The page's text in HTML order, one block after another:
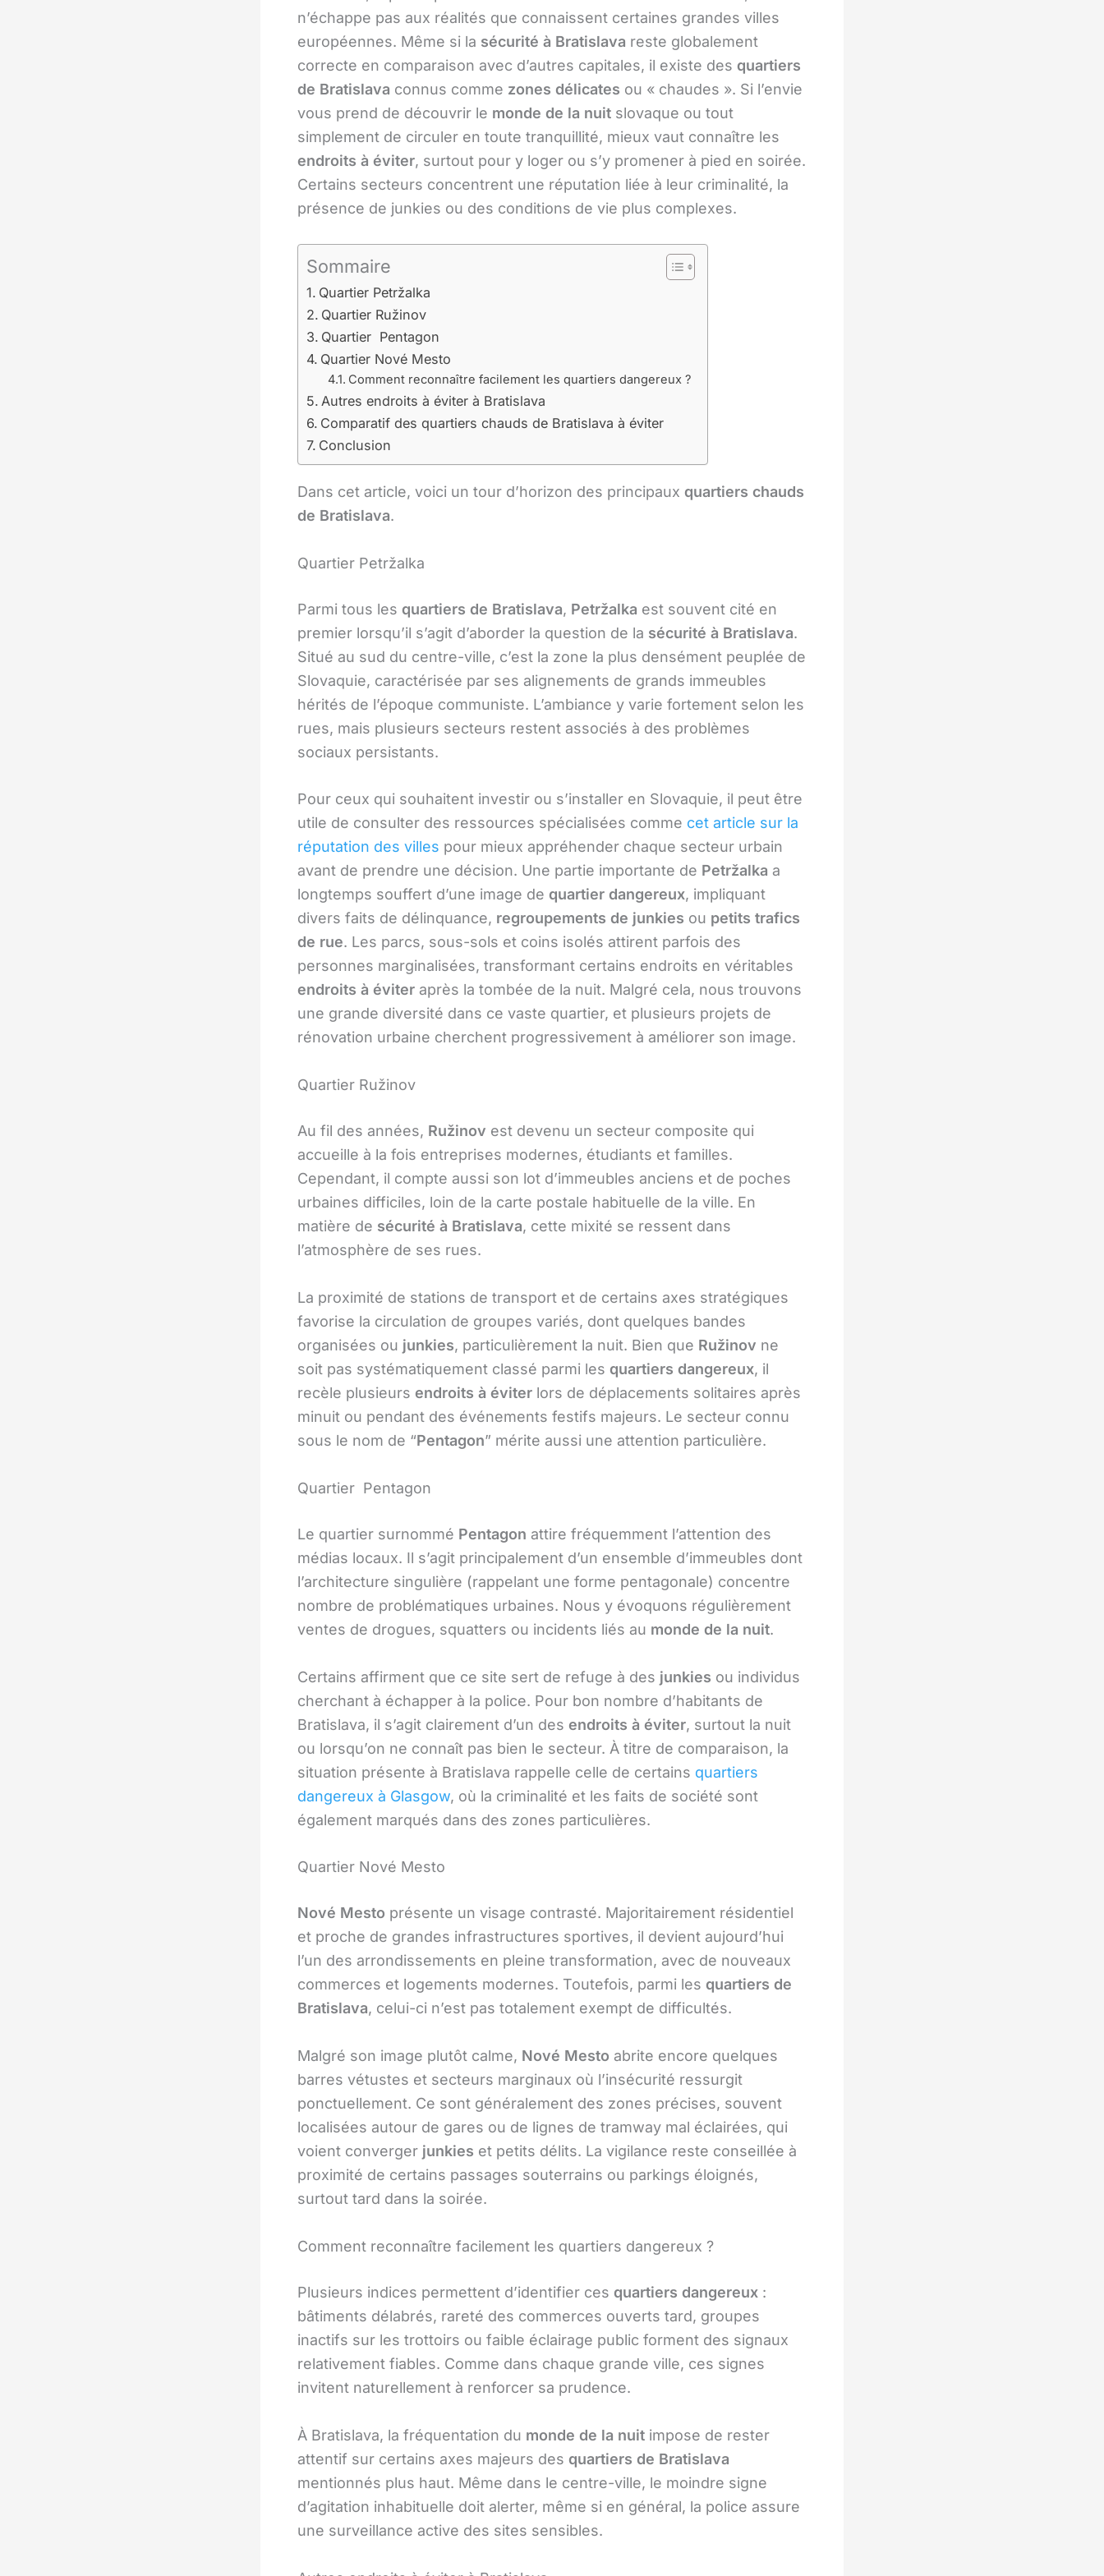
n’échappe pas aux réalités que connaissent certaines grandes villes
européennes. Même si la sécurité à Bratislava reste globalement
correcte en comparaison avec d’autres capitales, il existe des quartiers
de Bratislava connus comme zones délicates ou « chaudes ». Si l’envie
vous prend de découvrir le monde de la nuit slovaque ou tout
simplement de circuler en toute tranquillité, mieux vaut connaître les
endroits à éviter, surtout pour y loger ou s’y promener à pied en soirée.
Certains secteurs concentrent une réputation liée à leur criminalité, la
présence de junkies ou des conditions de vie plus complexes.
Sommaire
Quartier Petržalka
Quartier Ružinov
Quartier Pentagon
Quartier Nové Mesto
Comment reconnaître facilement les quartiers dangereux ?
Autres endroits à éviter à Bratislava
Comparatif des quartiers chauds de Bratislava à éviter
Conclusion
Dans cet article, voici un tour d’horizon des principaux quartiers chauds
de Bratislava.
Quartier Petržalka
Parmi tous les quartiers de Bratislava, Petržalka est souvent cité en
premier lorsqu’il s’agit d’aborder la question de la sécurité à Bratislava.
Situé au sud du centre-ville, c’est la zone la plus densément peuplée de
Slovaquie, caractérisée par ses alignements de grands immeubles
hérités de l’époque communiste. L’ambiance y varie fortement selon les
rues, mais plusieurs secteurs restent associés à des problèmes
sociaux persistants.
Pour ceux qui souhaitent investir ou s’installer en Slovaquie, il peut être
utile de consulter des ressources spécialisées comme cet article sur la
réputation des villes pour mieux appréhender chaque secteur urbain
avant de prendre une décision. Une partie importante de Petržalka a
longtemps souffert d’une image de quartier dangereux, impliquant
divers faits de délinquance, regroupements de junkies ou petits trafics
de rue. Les parcs, sous-sols et coins isolés attirent parfois des
personnes marginalisées, transformant certains endroits en véritables
endroits à éviter après la tombée de la nuit. Malgré cela, nous trouvons
une grande diversité dans ce vaste quartier, et plusieurs projets de
rénovation urbaine cherchent progressivement à améliorer son image.
Quartier Ružinov
Au fil des années, Ružinov est devenu un secteur composite qui
accueille à la fois entreprises modernes, étudiants et familles.
Cependant, il compte aussi son lot d’immeubles anciens et de poches
urbaines difficiles, loin de la carte postale habituelle de la ville. En
matière de sécurité à Bratislava, cette mixité se ressent dans
l’atmosphère de ses rues.
La proximité de stations de transport et de certains axes stratégiques
favorise la circulation de groupes variés, dont quelques bandes
organisées ou junkies, particulièrement la nuit. Bien que Ružinov ne
soit pas systématiquement classé parmi les quartiers dangereux, il
recèle plusieurs endroits à éviter lors de déplacements solitaires après
minuit ou pendant des événements festifs majeurs. Le secteur connu
sous le nom de “Pentagon” mérite aussi une attention particulière.
Quartier Pentagon
Le quartier surnommé Pentagon attire fréquemment l’attention des
médias locaux. Il s’agit principalement d’un ensemble d’immeubles dont
l’architecture singulière (rappelant une forme pentagonale) concentre
nombre de problématiques urbaines. Nous y évoquons régulièrement
ventes de drogues, squatters ou incidents liés au monde de la nuit.
Certains affirment que ce site sert de refuge à des junkies ou individus
cherchant à échapper à la police. Pour bon nombre d’habitants de
Bratislava, il s’agit clairement d’un des endroits à éviter, surtout la nuit
ou lorsqu’on ne connaît pas bien le secteur. À titre de comparaison, la
situation présente à Bratislava rappelle celle de certains quartiers
dangereux à Glasgow, où la criminalité et les faits de société sont
également marqués dans des zones particulières.
Quartier Nové Mesto
Nové Mesto présente un visage contrasté. Majoritairement résidentiel
et proche de grandes infrastructures sportives, il devient aujourd’hui
l’un des arrondissements en pleine transformation, avec de nouveaux
commerces et logements modernes. Toutefois, parmi les quartiers de
Bratislava, celui-ci n’est pas totalement exempt de difficultés.
Malgré son image plutôt calme, Nové Mesto abrite encore quelques
barres vétustes et secteurs marginaux où l’insécurité ressurgit
ponctuellement. Ce sont généralement des zones précises, souvent
localisées autour de gares ou de lignes de tramway mal éclairées, qui
voient converger junkies et petits délits. La vigilance reste conseillée à
proximité de certains passages souterrains ou parkings éloignés,
surtout tard dans la soirée.
Comment reconnaître facilement les quartiers dangereux ?
Plusieurs indices permettent d’identifier ces quartiers dangereux :
bâtiments délabrés, rareté des commerces ouverts tard, groupes
inactifs sur les trottoirs ou faible éclairage public forment des signaux
relativement fiables. Comme dans chaque grande ville, ces signes
invitent naturellement à renforcer sa prudence.
À Bratislava, la fréquentation du monde de la nuit impose de rester
attentif sur certains axes majeurs des quartiers de Bratislava
mentionnés plus haut. Même dans le centre-ville, le moindre signe
d’agitation inhabituelle doit alerter, même si en général, la police assure
une surveillance active des sites sensibles.